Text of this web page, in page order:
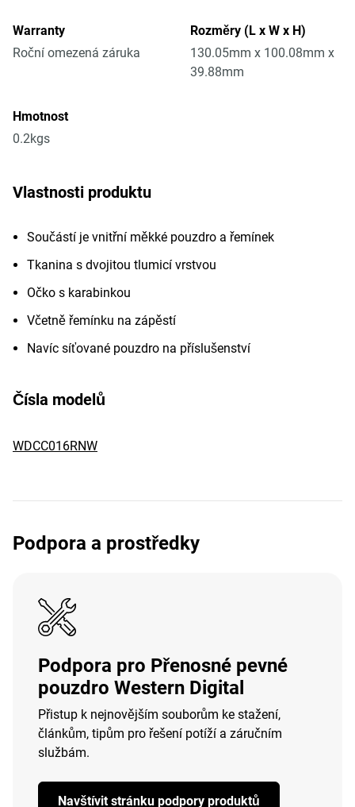
Warranty
Roční omezená záruka
Rozměry (L x W x H)
130.05mm x 100.08mm x
39.88mm
Hmotnost
0.2kgs
Vlastnosti produktu
Součástí je vnitřní měkké pouzdro a řemínek
Tkanina s dvojitou tlumicí vrstvou
Očko s karabinkou
Včetně řemínku na zápěstí
Navíc síťované pouzdro na příslušenství
Čísla modelů
WDCC016RNW
Podpora a prostředky
Podpora pro Přenosné pevné
pouzdro Western Digital
Přistup k nejnovějším souborům ke stažení,
článkům, tipům pro řešení potíží a záručním
službám.
Navštívit stránku podpory produktů